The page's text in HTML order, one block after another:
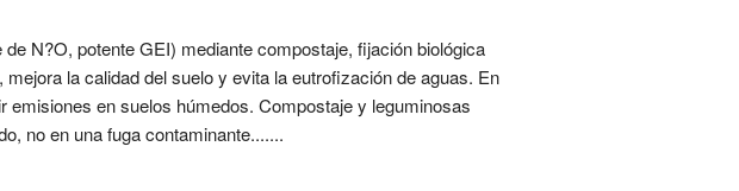
N?O, potente GEI) mediante compostaje, fijación biológica
la calidad del suelo y evita la eutrofización de aguas. En
en suelos húmedos. Compostaje y leguminosas
no en una fuga contaminante.......